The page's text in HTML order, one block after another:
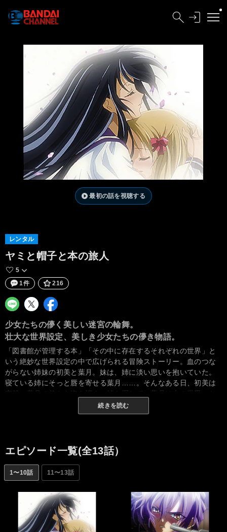
最初の話を視聴する
レンタル
ヤミと帽子と本の旅人
5
1件
216
少女たちの儚く美しい迷宮の輪舞。
壮大な世界設定、美しき少女たちの儚き物語。
「図書館が管理する本」「その中に存在するそれぞれの世界」と
いう絶妙な世界設定の中で広げられる冒険ストーリー。血のつな
がらない姉妹の初美と葉月。妹は、姉に淡い思いを抱いていた。
寝ている姉にそっと唇を寄せる葉月……。そんなある日、初美は
突然、葉月の前から姿を消す。姉を探して、葉月は本の世界へと
続きを読む
エピソード一覧(全13話）
1〜10話 11〜13話